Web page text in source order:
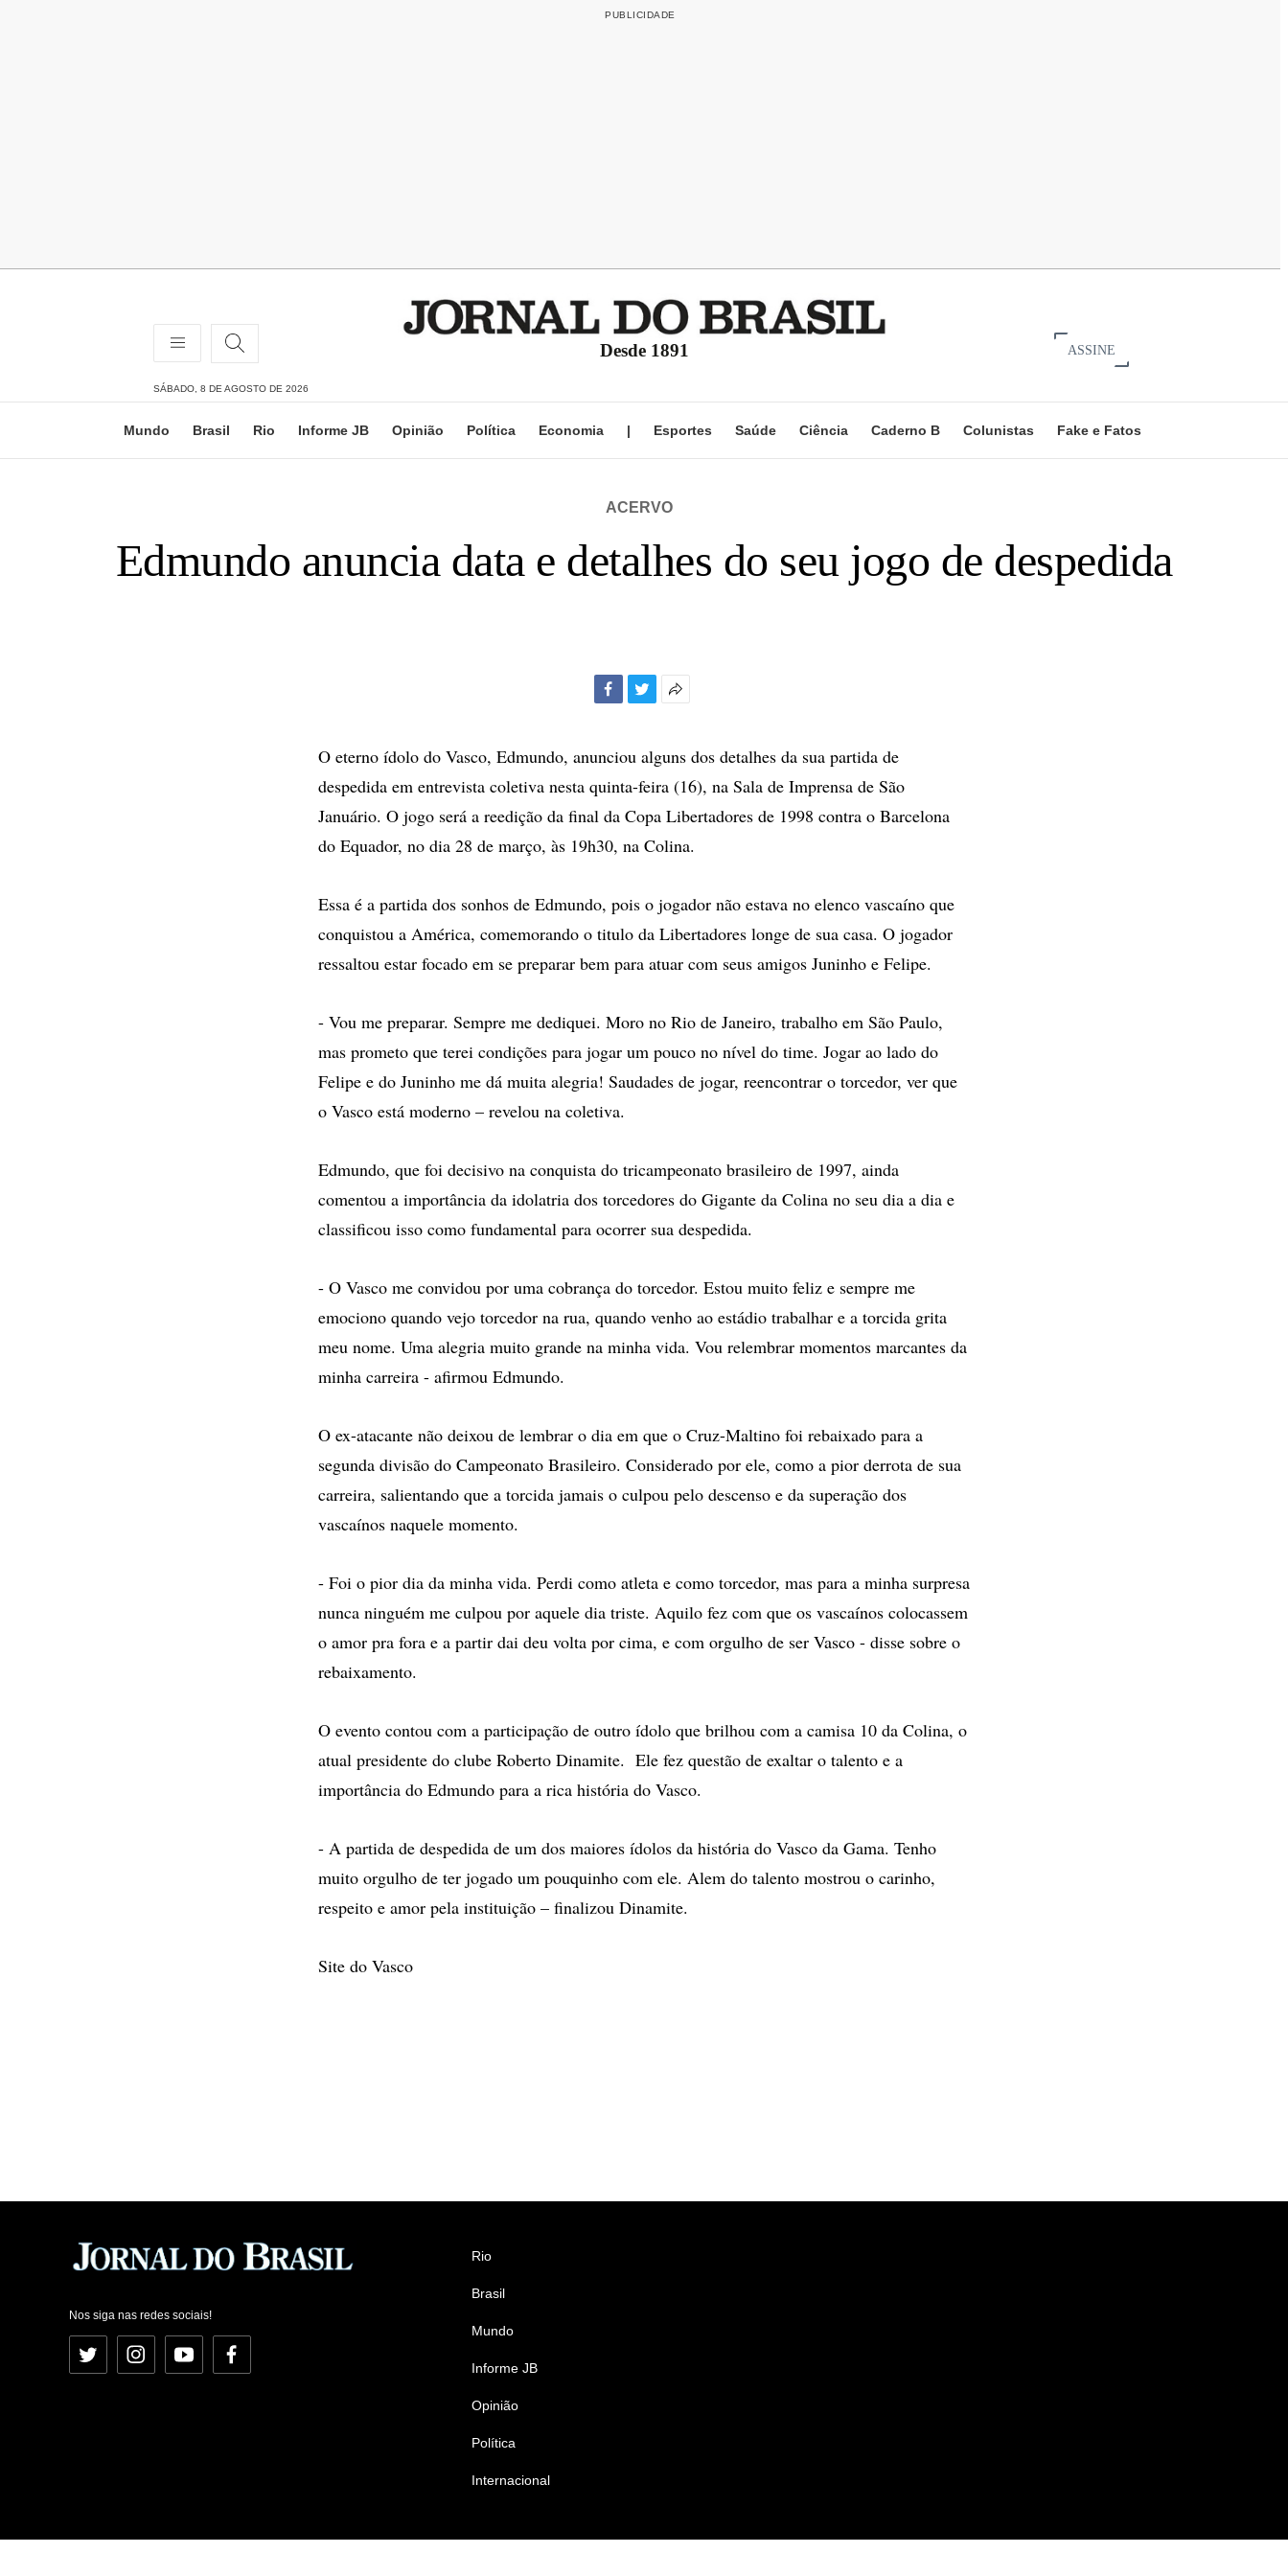
Desde 1891 ASSINE
SÁBADO, 8 DE AGOSTO DE 2026
Mundo Brasil Rio Informe JB Opinião Política Economia | Esportes Saúde Ciência Caderno B Colunistas Fake e Fatos
ACERVO
Edmundo anuncia data e detalhes do seu jogo de despedida
compartilhamento
O eterno ídolo do Vasco, Edmundo, anunciou alguns dos detalhes da sua partida de
despedida em entrevista coletiva nesta quinta-feira (16), na Sala de Imprensa de São
Januário. O jogo será a reedição da final da Copa Libertadores de 1998 contra o Barcelona
do Equador, no dia 28 de março, às 19h30, na Colina.
Essa é a partida dos sonhos de Edmundo, pois o jogador não estava no elenco vascaíno que
conquistou a América, comemorando o titulo da Libertadores longe de sua casa. O jogador
ressaltou estar focado em se preparar bem para atuar com seus amigos Juninho e Felipe.
- Vou me preparar. Sempre me dediquei. Moro no Rio de Janeiro, trabalho em São Paulo,
mas prometo que terei condições para jogar um pouco no nível do time. Jogar ao lado do
Felipe e do Juninho me dá muita alegria! Saudades de jogar, reencontrar o torcedor, ver que
o Vasco está moderno – revelou na coletiva.
Edmundo, que foi decisivo na conquista do tricampeonato brasileiro de 1997, ainda
comentou a importância da idolatria dos torcedores do Gigante da Colina no seu dia a dia e
classificou isso como fundamental para ocorrer sua despedida.
- O Vasco me convidou por uma cobrança do torcedor. Estou muito feliz e sempre me
emociono quando vejo torcedor na rua, quando venho ao estádio trabalhar e a torcida grita
meu nome. Uma alegria muito grande na minha vida. Vou relembrar momentos marcantes da
minha carreira - afirmou Edmundo.
O ex-atacante não deixou de lembrar o dia em que o Cruz-Maltino foi rebaixado para a
segunda divisão do Campeonato Brasileiro. Considerado por ele, como a pior derrota de sua
carreira, salientando que a torcida jamais o culpou pelo descenso e da superação dos
vascaínos naquele momento.
- Foi o pior dia da minha vida. Perdi como atleta e como torcedor, mas para a minha surpresa
nunca ninguém me culpou por aquele dia triste. Aquilo fez com que os vascaínos colocassem
o amor pra fora e a partir dai deu volta por cima, e com orgulho de ser Vasco - disse sobre o
rebaixamento.
O evento contou com a participação de outro ídolo que brilhou com a camisa 10 da Colina, o
atual presidente do clube Roberto Dinamite. Ele fez questão de exaltar o talento e a
importância do Edmundo para a rica história do Vasco.
- A partida de despedida de um dos maiores ídolos da história do Vasco da Gama. Tenho
muito orgulho de ter jogado um pouquinho com ele. Alem do talento mostrou o carinho,
respeito e amor pela instituição – finalizou Dinamite.
Site do Vasco
Nos siga nas redes sociais!
Twitter InstagramYouTubeFacebook
Rio
Brasil
Mundo
Informe JB
Opinião
Política
Internacional